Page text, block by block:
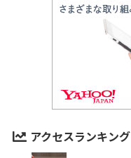
アクセスランキング